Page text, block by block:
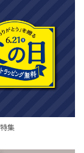
集